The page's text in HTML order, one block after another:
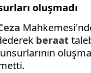
oluşmadı
beraat